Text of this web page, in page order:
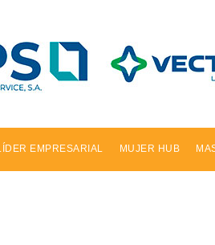
LÍDER EMPRESARIAL MUJER HUB